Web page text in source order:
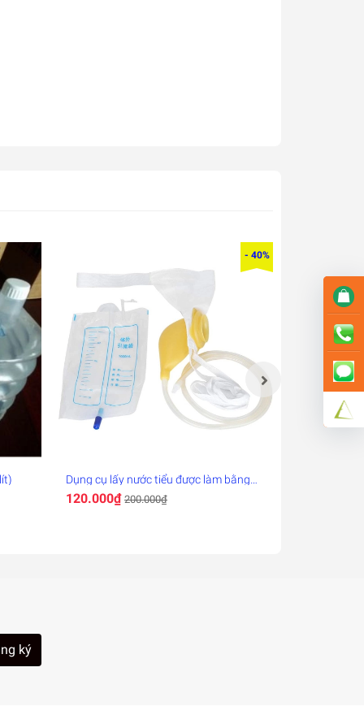
- 40%
Dụng cụ lấy nước tiểu được làm bằng
silicone
120.000₫ 200.000₫
ký